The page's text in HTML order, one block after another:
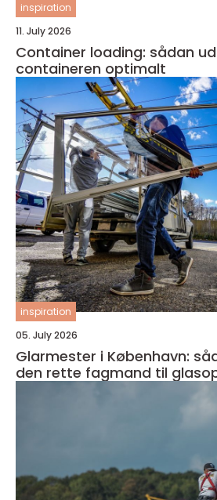
inspiration
11. July 2026
Container loading: sådan
containeren optimalt
inspiration
05. July 2026
Glarmester i København:
den rette fagmand til